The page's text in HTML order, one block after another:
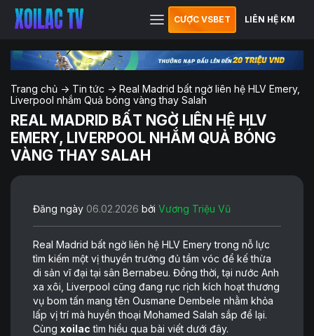
CƯỢC VSBET LIÊN HỆ KM
Trang chủ -> Tin tức -> Real Madrid bất ngờ liên hệ HLV Emery,
Liverpool nhắm Quả bóng vàng thay Salah
REAL MADRID BẤT NGỜ LIÊN HỆ HLV
EMERY, LIVERPOOL NHẮM QUẢ BÓNG
VÀNG THAY SALAH
Đăng ngày 06.02.2026 bởi Vương Triệu Vũ
Real Madrid bất ngờ liên hệ HLV Emery trong nỗ lực
tìm kiếm một vị thuyền trưởng đủ tầm vóc để kế thừa
di sản vĩ đại tại sân Bernabeu. Đồng thời, tại nước Anh
xa xôi, Liverpool cũng đang rục rịch kích hoạt thương
vụ bom tấn mang tên Ousmane Dembele nhằm khỏa
lấp vị trí mà huyền thoại Mohamed Salah sắp để lại.
Cùng xoilac tìm hiểu qua bài viết dưới đây.